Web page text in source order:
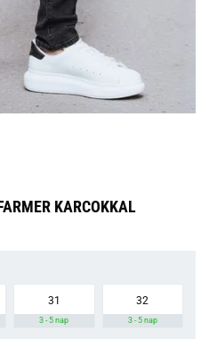
KARCOKKAL
31
3 - 5 nap
32
3 - 5 nap